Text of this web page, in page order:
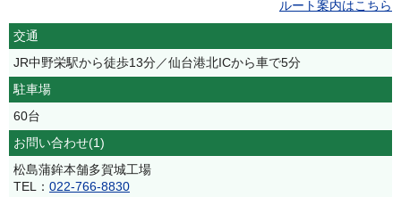
ルート案内はこちら
交通
JR中野栄駅から徒歩13分／仙台港北ICから車で5分
駐車場
60台
お問い合わせ(1)
松島蒲鉾本舗多賀城工場
TEL： 022-766-8830